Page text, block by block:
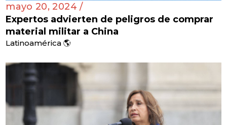
mayo 20, 2024 /
Expertos advierten de peligros de comprar
material militar a China
Latinoamérica 🌎